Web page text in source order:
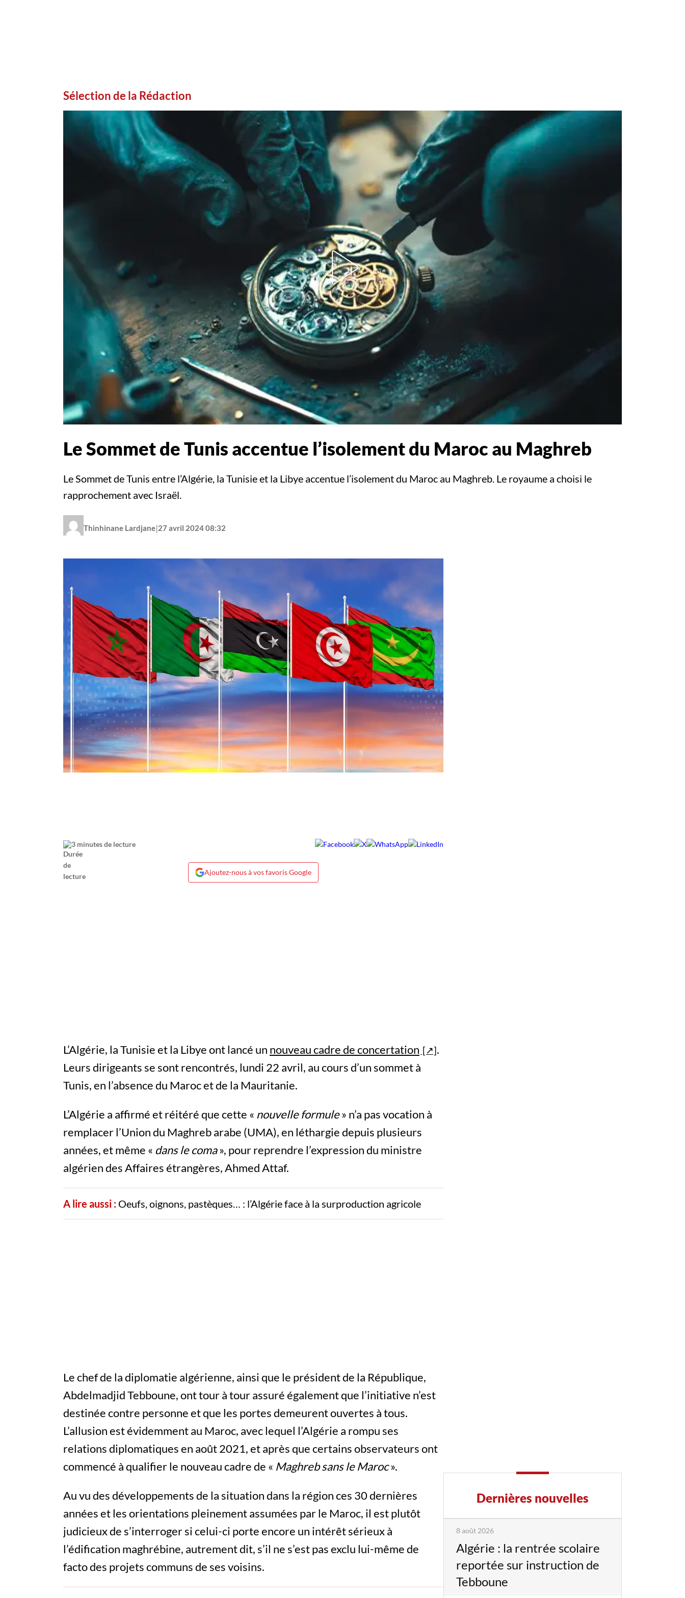
Sélection de la Rédaction
Le Sommet de Tunis accentue l’isolement du Maroc au Maghreb
Le Sommet de Tunis entre l’Algérie, la Tunisie et la Libye accentue l’isolement du Maroc au Maghreb. Le royaume a choisi le
rapprochement avec Israël.
Thinhinane Lardjane|27 avril 2024 08:32
3 minutes de lecture
Ajoutez-nous à vos favoris Google
L’Algérie, la Tunisie et la Libye ont lancé un nouveau cadre de concertation
.
Leurs dirigeants se sont rencontrés, lundi 22 avril, au cours d’un sommet à
Tunis, en l’absence du Maroc et de la Mauritanie.
L’Algérie a affirmé et réitéré que cette « nouvelle formule» n’a pas vocation à
remplacer l’Union du Maghreb arabe (UMA), en léthargie depuis plusieurs
années, et même « dans le coma», pour reprendre l’expression du ministre
algérien des Affaires étrangères, Ahmed Attaf.
A lire aussi : Oeufs, oignons, pastèques… : l’Algérie face à la surproduction agricole
Le chef de la diplomatie algérienne, ainsi que le président de la République,
Abdelmadjid Tebboune, ont tour à tour assuré également que l’initiative n’est
destinée contre personne et que les portes demeurent ouvertes à tous.
L’allusion est évidemment au Maroc, avec lequel l’Algérie a rompu ses
relations diplomatiques en août 2021, et après que certains observateurs ont
commencé à qualifier le nouveau cadre de « Maghreb sans le Maroc».
Au vu des développements de la situation dans la région ces 30 dernières
années et les orientations pleinement assumées par le Maroc, il est plutôt
judicieux de s’interroger si celui-ci porte encore un intérêt sérieux à
l’édification maghrébine, autrement dit, s’il ne s’est pas exclu lui-même de
facto des projets communs de ses voisins.
Dernières nouvelles
8 août 2026
Algérie : la rentrée scolaire
reportée sur instruction de
Tebboune